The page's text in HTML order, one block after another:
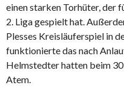
einen starken Torhüter, der
2. Liga gespielt hat.
Plesses Kreisläuferspiel in
funktionierte das nach
Helmstedter hatten beim
Atem.